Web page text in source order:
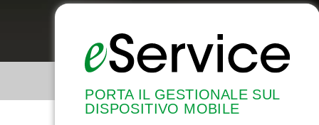
PORTA IL GESTIONALE SUL
DISPOSITIVO MOBILE